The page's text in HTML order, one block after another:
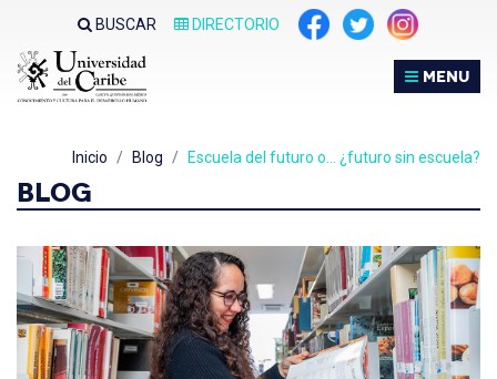
BUSCAR DIRECTORIO
MENU
Inicio Blog Escuela del futuro o… ¿futuro sin escuela?
BLOG